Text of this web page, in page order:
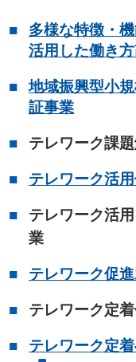
多様な特徴・
活用した働き
地域振興型小
証事業
テレワーク課
テレワーク活
テレワーク活
業
テレワーク促
テレワーク定
テレワーク定